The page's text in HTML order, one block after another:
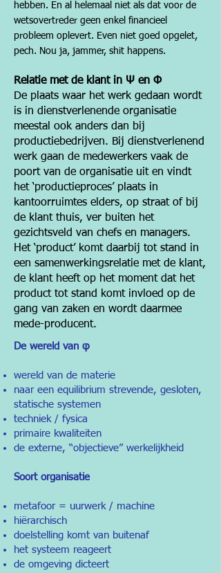
hebben. En al helemaal niet als dat voor de
wetsovertreder geen enkel financieel
probleem oplevert. Even niet goed opgelet,
pech. Nou ja, jammer, shit happens.
Relatie met de klant in Ψ en Φ
De plaats waar het werk gedaan wordt
is in dienstverlenende organisatie
meestal ook anders dan bij
productiebedrijven. Bij dienstverlenend
werk gaan de medewerkers vaak de
poort van de organisatie uit en vindt
het ‘productieproces’ plaats in
kantoorruimtes elders, op straat of bij
de klant thuis, ver buiten het
gezichtsveld van chefs en managers.
Het ‘product’ komt daarbij tot stand in
een samenwerkingsrelatie met de klant,
de klant heeft op het moment dat het
product tot stand komt invloed op de
gang van zaken en wordt daarmee
mede-producent.
De wereld van φ
wereld van de materie
naar een equilibrium strevende, gesloten,
statische systemen
techniek / fysica
primaire kwaliteiten
de externe, “objectieve” werkelijkheid
Soort organisatie
metafoor = uurwerk / machine
hiërarchisch
doelstelling komt van buitenaf
het systeem reageert
de omgeving dicteert